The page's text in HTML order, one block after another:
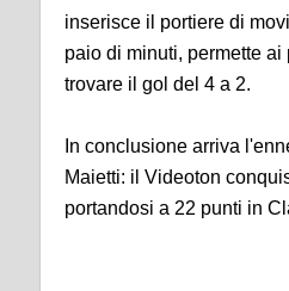
inserisce il portiere di
paio di minuti, permette
trovare il gol del 4 a 2.
In conclusione arriva
Maietti: il Videoton
portandosi a 22 punti in